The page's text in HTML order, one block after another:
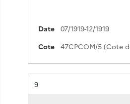
Date
07/1919-12/1919
Cote
47CPCOM/5 (Cote
Résultat n°
9